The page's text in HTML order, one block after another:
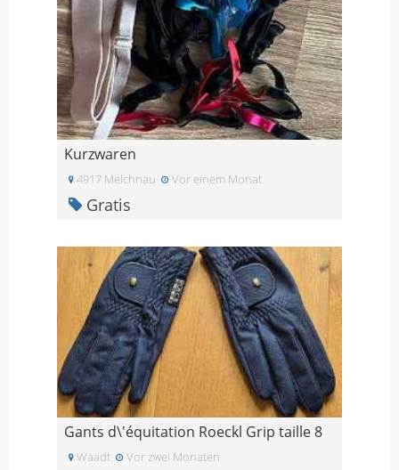
Kurzwaren
4917 Melchnau Vor einem Monat
Gratis
Gants d\'équitation Roeckl Grip taille 8
Waadt Vor zwei Monaten